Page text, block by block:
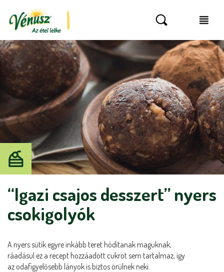
“Igazi csajos desszert” nyers
csokigolyók
A nyers sütik egyre inkább teret hódítanak maguknak,
ráadásul ez a recept hozzáadott cukrot sem tartalmaz, így
az odafigyelősebb lányok is biztos örülnek neki.